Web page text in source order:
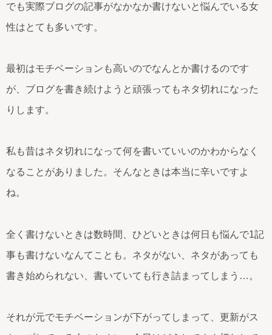
でも実際ブログの記事がなかなか書けないと悩んでいる女
性はとても多いです。
最初はモチベーションも高いのでなんとか書けるのです
が、ブログを書き続けようと頑張ってもネタ切れになった
りします。
私も昔はネタ切れになって何を書いていいのかわからなく
なることがありました。そんなときは本当に辛いですよ
ね。
全く書けないときは数時間、ひどいときは何日も悩んで1記
事も書けないなんてことも。ネタがない、ネタがあっても
書き始められない、書いていても行き詰まってしまう…。
それが元でモチベーションが下がってしまって、更新がス